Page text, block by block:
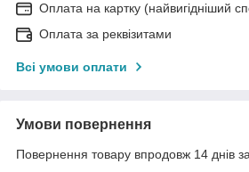
Оплата на картку (найвигідніший
Оплата за реквізитами
Всі умови оплати
Умови повернення
Повернення товару впродовж 14 днів